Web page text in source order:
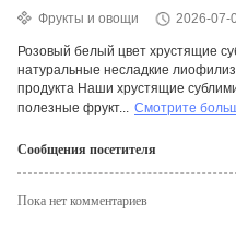
Фрукты и овощи
2026-07-
Розовый белый цвет хрустящие
натуральные несладкие
продукта Наши хрустящие
полезные фрукт... Смотрите
Сообщения посетителя
Пока нет комментариев